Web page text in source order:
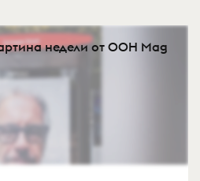
недели от OOH Mag